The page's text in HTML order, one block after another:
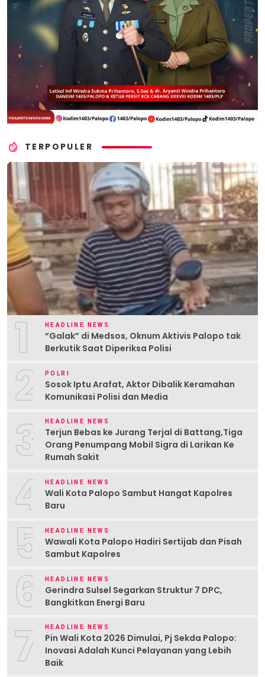
TERPOPULER
1 HEADLINE NEWS
“Galak” di Medsos, Oknum Aktivis Palopo tak
Berkutik Saat Diperiksa Polisi
2 POLRI
Sosok Iptu Arafat, Aktor Dibalik Keramahan
Komunikasi Polisi dan Media
3 HEADLINE NEWS
Terjun Bebas ke Jurang Terjal di Battang,Tiga
Orang Penumpang Mobil Sigra di Larikan Ke
Rumah Sakit
4 HEADLINE NEWS
Wali Kota Palopo Sambut Hangat Kapolres
Baru
5 HEADLINE NEWS
Wawali Kota Palopo Hadiri Sertijab dan Pisah
Sambut Kapolres
6 HEADLINE NEWS
Gerindra Sulsel Segarkan Struktur 7 DPC,
Bangkitkan Energi Baru
7 HEADLINE NEWS
Pin Wali Kota 2026 Dimulai, Pj Sekda Palopo:
Inovasi Adalah Kunci Pelayanan yang Lebih
Baik